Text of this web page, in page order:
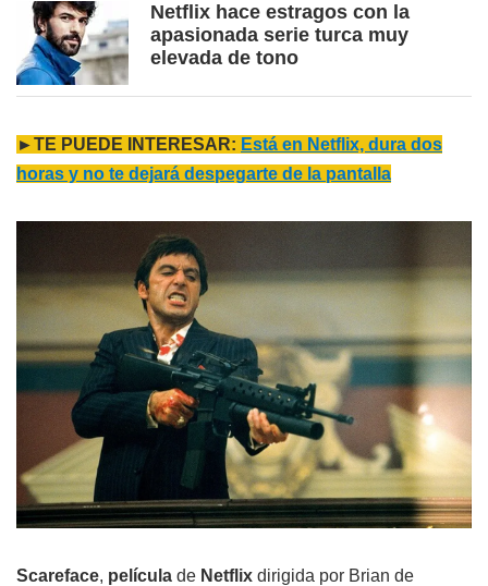
Netflix hace estragos con la
apasionada serie turca muy
elevada de tono
►TE PUEDE INTERESAR: Está en Netflix, dura dos
horas y no te dejará despegarte de la pantalla
Scareface, película de Netflix dirigida por Brian de